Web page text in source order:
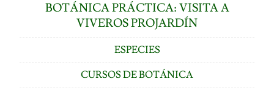
BOTÁNICA PRÁCTICA: VISITA A
VIVEROS PROJARDÍN
ESPECIES
CURSOS DE BOTÁNICA